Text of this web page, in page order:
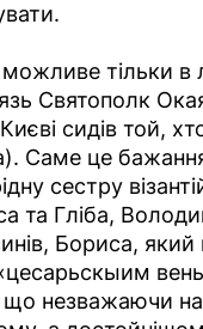
Святополк
сидів той,
Саме це
сестру
та Гліба,
Бориса,
«цесарьскыим
незважаючи